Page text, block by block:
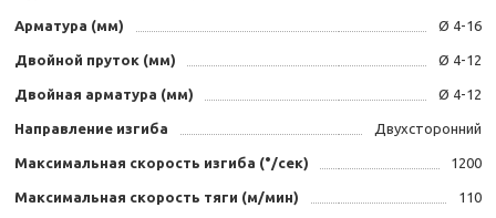
Арматура (мм) Ø 4-16
Двойной пруток (мм) Ø 4-12
Двойная арматура (мм) Ø 4-12
Направление изгиба Двухсторонний
Максимальная скорость изгиба (°/сек) 1200
Максимальная скорость тяги (м/мин) 110